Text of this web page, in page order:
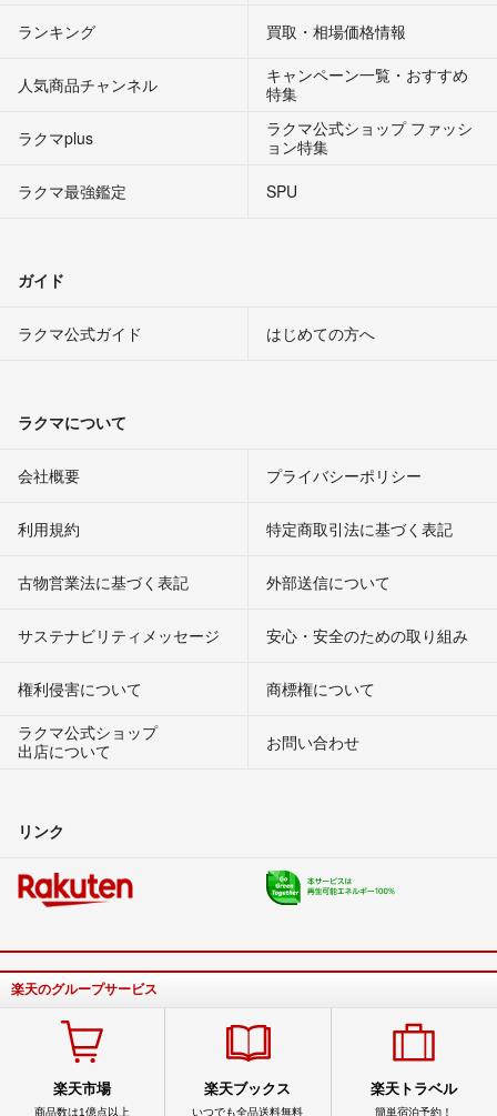
ランキング 買取・相場価格情報
人気商品チャンネル
キャンペーン一覧・おすすめ
特集
ラクマplus
ラクマ公式ショップ ファッシ
ョン特集
ラクマ最強鑑定
SPU
ガイド
ラクマ公式ガイド はじめての方へ
ラクマについて
会社概要 プライバシーポリシー
利用規約 特定商取引法に基づく表記
古物営業法に基づく表記 外部送信について
サステナビリティメッセージ 安心・安全のための取り組み
権利侵害について
商標権について
ラクマ公式ショップ
出店について
お問い合わせ
リンク
楽天のグループサービス
楽天市場
商品数は1億点以上
楽天ブックス
いつでも全品送料無料
楽天トラベル
簡単宿泊予約！